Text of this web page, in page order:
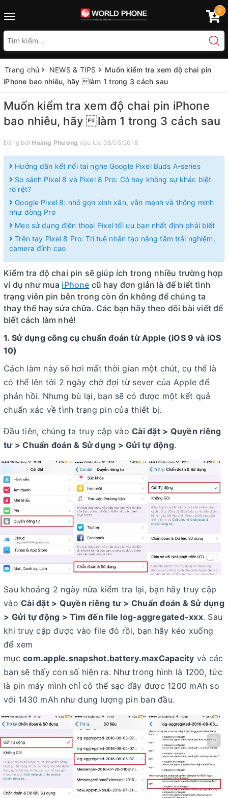
Toggle
0
Trang chủ NEWS & TIPS
Muốn kiểm tra xem độ chai pin
iPhone bao nhiêu, hãy làm 1 trong 3 cách sau
Muốn kiểm tra xem độ chai pin iPhone
bao nhiêu, hãy làm 1 trong 3 cách sau
Đăng bởi Hoàng Phương vào lúc 08/05/2018
Hướng dẫn kết nối tai nghe Google Pixel Buds A-series
So sánh Pixel 8 và Pixel 8 Pro: Có hay không sự khác biệt
rõ rệt?
Google Pixel 8: nhỏ gọn xinh xắn, vẫn mạnh và thông minh
như dòng Pro
Mẹo sử dụng điện thoại Pixel tối ưu bạn nhất định phải biết
Trên tay Pixel 8 Pro: Trí tuệ nhân tạo nâng tầm trải nghiệm,
camera đỉnh cao
Kiểm tra độ chai pin sẽ giúp ích trong nhiều trường hợp
ví dụ như mua iPhone cũ hay đơn giản là để biết tình
trạng viên pin bên trong còn ổn không để chúng ta
thay thế hay sửa chữa. Các bạn hãy theo dõi bài viết để
biết cách làm nhé!
1. Sử dụng công cụ chuẩn đoán từ Apple (iOS 9 và iOS
10)
Cách làm này sẽ hơi mất thời gian một chút, cụ thể là
có thể lên tới 2 ngày chờ đợi từ sever của Apple để
phản hồi. Nhưng bù lại, bạn sẽ có được một kết quả
chuẩn xác về tình trạng pin của thiết bị.
Đầu tiên, chúng ta truy cập vào Cài đặt > Quyền riêng
tư > Chuẩn đoán & Sử dụng > Gửi tự động.
Sau khoảng 2 ngày nữa kiểm tra lại, bạn hãy truy cập
vào Cài đặt > Quyền riêng tư > Chuẩn đoán & Sử dụng
> Gửi tự động > Tìm đến file log-aggregated-xxx. Sau
khi truy cập được vào file đó rồi, bạn hãy kéo xuống
để xem
mục com.apple.snapshot.battery.maxCapacity và các
bạn sẽ thấy con số hiện ra. Như trong hình là 1200, tức
là pin máy mình chỉ có thể sạc đầy được 1200 mAh so
với 1430 mAh như dung lượng pin ban đầu.